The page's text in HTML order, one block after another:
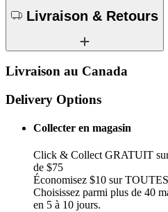
Livraison & Retours
Livraison au Canada
Delivery Options
Collecter en magasin
Click & Collect GRATUIT sur
de $75
Économisez $10 sur
Choisissez parmi plus de 40
en 5 à 10 jours.